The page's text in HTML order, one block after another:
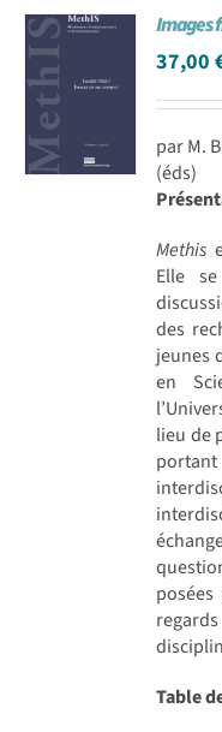
Achat en ligne
Panier WooCommerce
Images
37,00
par M.
(éds)
Methis
Elle
des
jeunes
en
lieu de
Table